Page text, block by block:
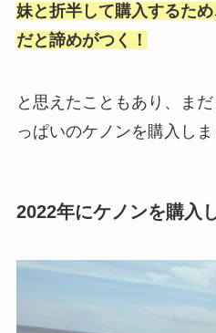
妹と折半して購入するた
だと諦めがつく！
と思えたこともあり、ま
っぱいのケノンを購入しま
2022年にケノンを購入